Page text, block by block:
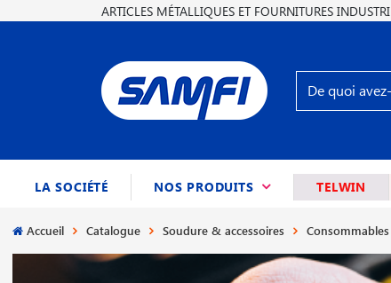
ARTICLES MÉTALLIQUES ET FOURNITURES
LA SOCIÉTÉ NOS PRODUITS (CURRENT)TELWIN
Accueil Catalogue Soudure & accessoires